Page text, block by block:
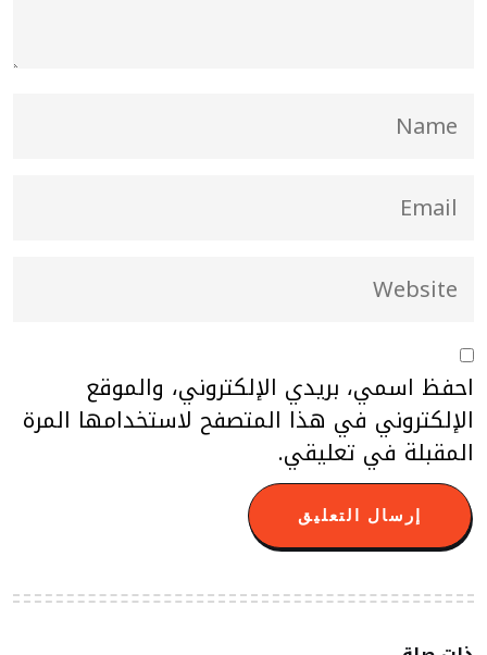
احفظ اسمي، بريدي الإلكتروني، والموقع
الإلكتروني في هذا المتصفح لاستخدامها المرة
المقبلة في تعليقي.